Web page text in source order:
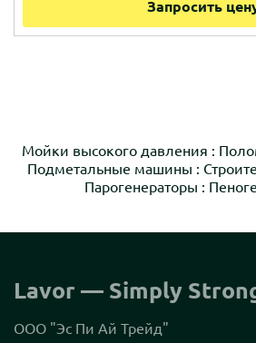
Запросить
Мойки высокого давления :
Подметальные машины :
Парогенераторы :
Lavor — Simply
ООО "Эс Пи Ай Трейд"